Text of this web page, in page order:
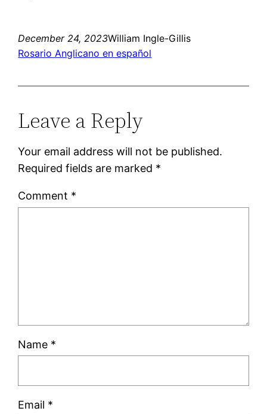
December 24, 2023William Ingle-Gillis
Rosario Anglicano en español
Leave a Reply
Your email address will not be published.
Required fields are marked *
Comment *
Name *
Email *